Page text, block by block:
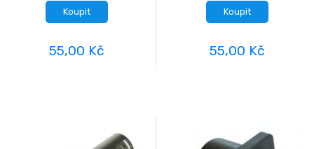
Koupit
55,00 Kč
Koupit
55,00 Kč